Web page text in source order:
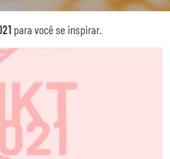
para você se inspirar.